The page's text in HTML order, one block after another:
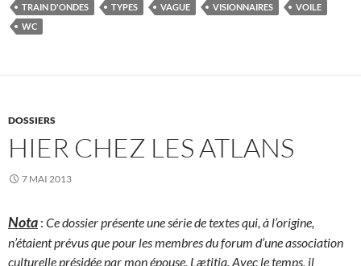
TRAIN D'ONDES
TYPES VAGUE VISIONNAIRES
VOILE
WC
DOSSIERS
HIER CHEZ LES ATLANS
7 MAI 2013
Nota : Ce dossier présente une série de textes qui, à l’origine,
n’étaient prévus que pour les membres du forum d’une association
culturelle présidée par mon épouse, Lætitia. Avec le temps, il